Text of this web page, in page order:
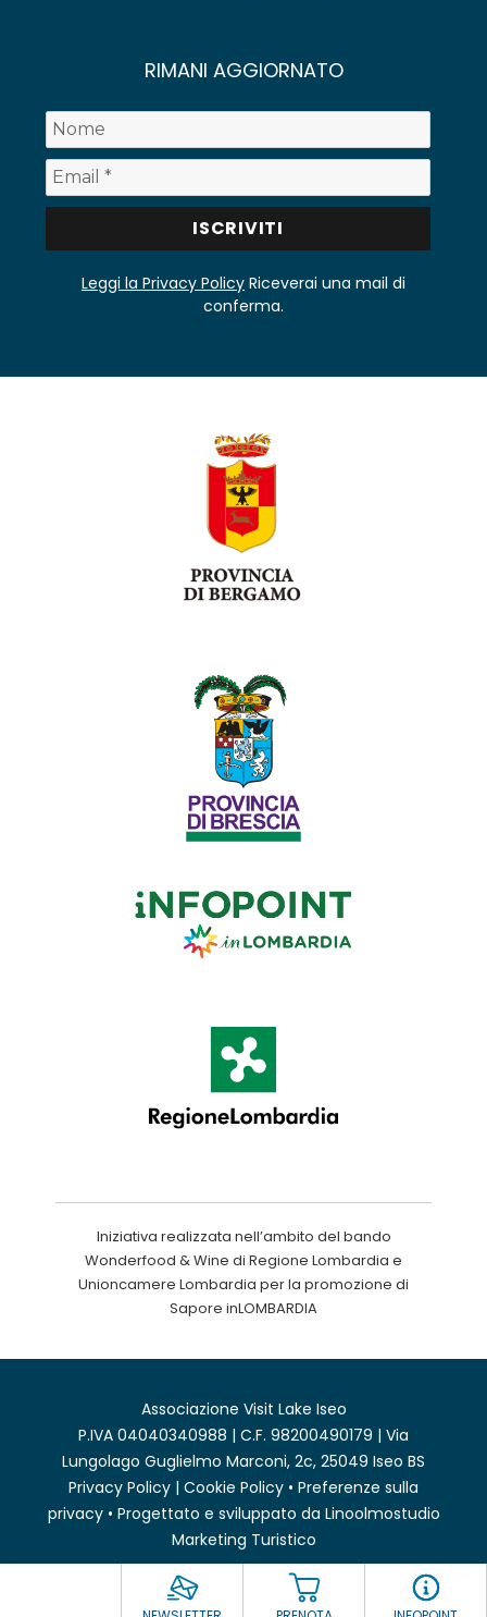
RIMANI AGGIORNATO
Leggi la Privacy Policy Riceverai una mail di
conferma.
Iniziativa realizzata nell’ambito del bando
Wonderfood & Wine di Regione Lombardia e
Unioncamere Lombardia per la promozione di
Sapore inLOMBARDIA
Associazione Visit Lake Iseo
P.IVA 04040340988 | C.F. 98200490179 | Via
Lungolago Guglielmo Marconi, 2c, 25049 Iseo BS
Privacy Policy | Cookie Policy • Preferenze sulla
privacy• Progettato e sviluppato da Linoolmostudio
Marketing Turistico